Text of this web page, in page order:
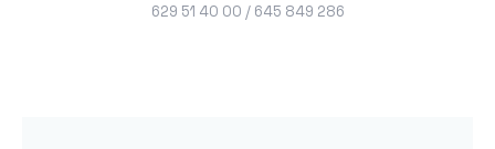
629 51 40 00 / 645 849 286